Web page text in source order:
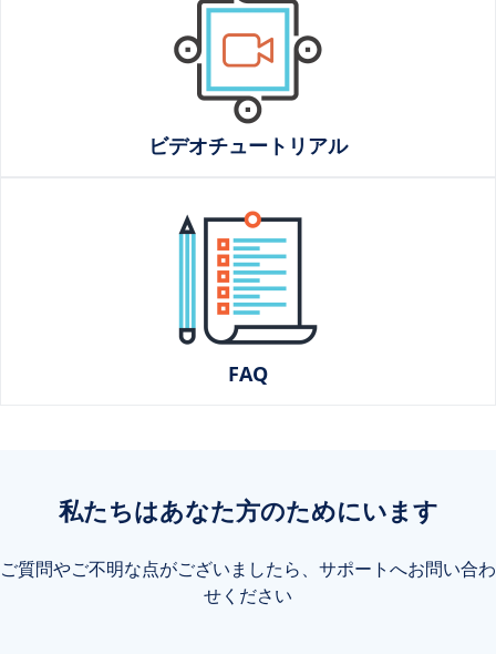
ビデオチュートリアル
FAQ
私たちはあなた方のためにいます
ご質問やご不明な点がございましたら、サポートへお問い合わ
せください